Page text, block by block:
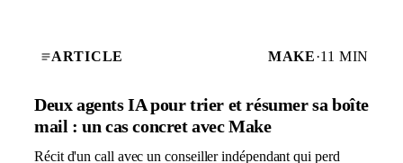
ARTICLE MAKE·11 MIN
Deux agents IA pour trier et résumer sa boîte
mail : un cas concret avec Make
Récit d'un call avec un conseiller indépendant qui perd